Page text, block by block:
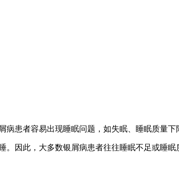
患者容易出现睡眠问题，如失眠、睡眠质量下
因此，大多数银屑病患者往往睡眠不足或睡